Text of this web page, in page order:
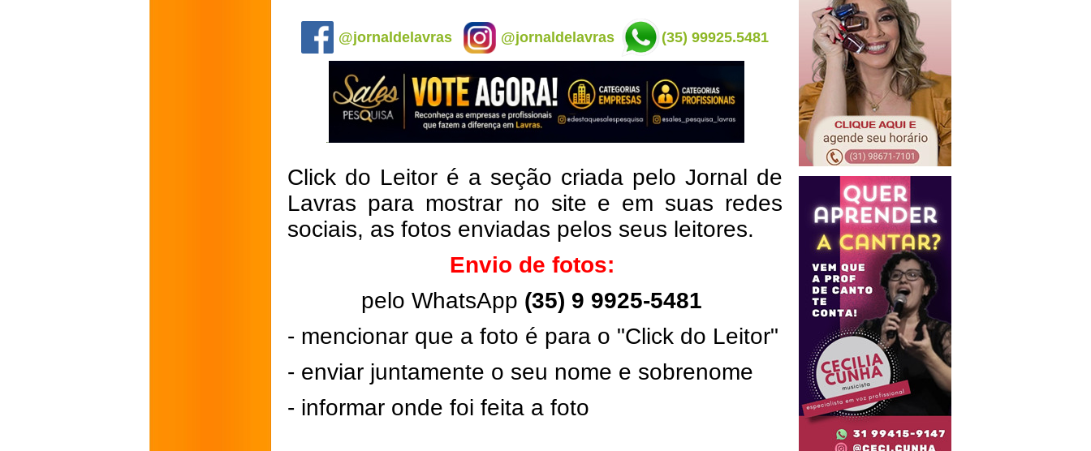
@jornaldelavras @jornaldelavras (35) 99925.5481
Click do Leitor é a seção criada pelo Jornal de
Lavras para mostrar no site e em suas redes
sociais, as fotos enviadas pelos seus leitores.
Envio de fotos:
pelo WhatsApp (35) 9 9925-5481
- mencionar que a foto é para o "Click do Leitor"
- enviar juntamente o seu nome e sobrenome
- informar onde foi feita a foto